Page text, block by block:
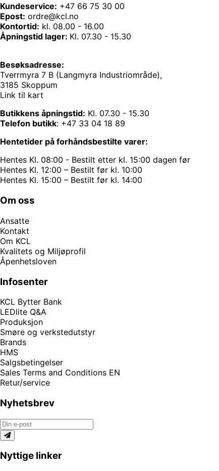
Kundeservice: +47 66 75 30 00
Epost: ordre@kcl.no
Kontortid: kl. 08.00 - 16.00
Åpningstid lager: Kl. 07.30 - 15.30
Besøksadresse:
Tverrmyra 7 B (Langmyra Industriområde),
3185 Skoppum
Link til kart
Butikkens åpningstid: Kl. 07.30 - 15.30
Telefon butikk: +47 33 04 18 89
Hentetider på forhåndsbestilte varer:
Hentes Kl. 08:00 - Bestilt etter kl. 15:00 dagen før
Hentes Kl. 12:00 – Bestilt før kl. 10:00
Hentes Kl. 15:00 – Bestilt før kl. 14:00
Om oss
Ansatte
Kontakt
Om KCL
Kvalitets og Miljøprofil
Åpenhetsloven
Infosenter
KCL Bytter Bank
LEDlite Q&A
Produksjon
Smøre og verkstedutstyr
Brands
HMS
Salgsbetingelser
Sales Terms and Conditions EN
Retur/service
Nyhetsbrev
Nyttige linker